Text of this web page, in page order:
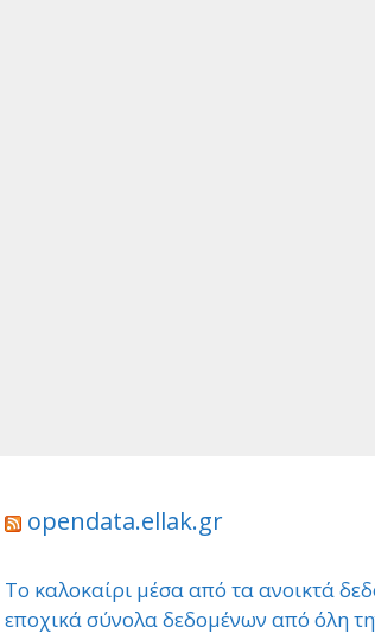
opendata.ellak.gr
Το καλοκαίρι μέσα από τα ανοικτά
εποχικά σύνολα δεδομένων από όλη